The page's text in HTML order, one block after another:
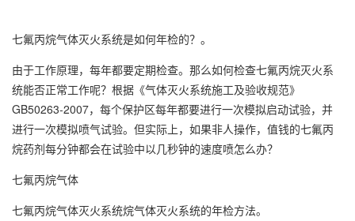
七氟丙烷气体灭火系统是如何年检的？。
由于工作原理，每年都要定期检查。那么如何检查七氟丙烷灭火系
统能否正常工作呢？根据《气体灭火系统施工及验收规范》
GB50263-2007，每个保护区每年都要进行一次模拟启动试验，并
进行一次模拟喷气试验。但实际上，如果非人操作，值钱的七氟丙
烷药剂每分钟都会在试验中以几秒钟的速度喷怎么办？
七氟丙烷气体
七氟丙烷气体灭火系统烷气体灭火系统的年检方法。